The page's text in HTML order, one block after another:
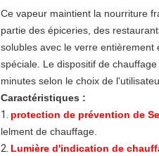
Ce vapeur maintient la nourriture
partie des épiceries, des
solubles avec le verre
spéciale. Le dispositif de
minutes selon le choix de
Caractéristiques :
1. protection de prévention de
lelment de chauffage.
2. Lumière d'indication de